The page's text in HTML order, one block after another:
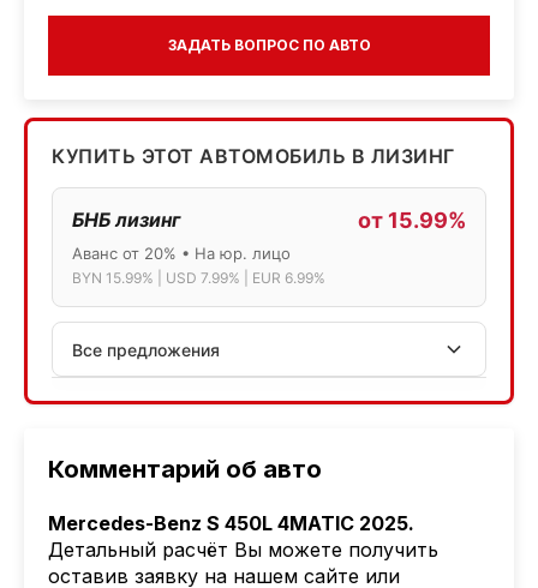
Комментарий об авто
Mercedes-Benz S 450L 4MATIC 2025.
Детальный расчёт Вы можете получить
оставив заявку на нашем сайте или
ЗАДАТЬ ВОПРОС ПО АВТО
КУПИТЬ ЭТОТ АВТОМОБИЛЬ В ЛИЗИНГ
БНБ лизинг от 15.99%
Аванс от 20% • На юр. лицо
BYN 15.99% | USD 7.99% | EUR 6.99%
Все предложения
АСБ лизинг
Лизинг: BYN 17% | USD 7.99% | EUR 6.99%
Также доступен кредит "Проще простого" 18.9%